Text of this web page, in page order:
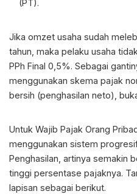
(PT).
Jika omzet usaha sudah
tahun, maka pelaku usaha
PPh Final 0,5%. Sebagai
menggunakan skema pajak
bersih (penghasilan neto),
Untuk Wajib Pajak Orang
menggunakan sistem
Penghasilan, artinya semakin
tinggi persentase pajaknya.
lapisan sebagai berikut.